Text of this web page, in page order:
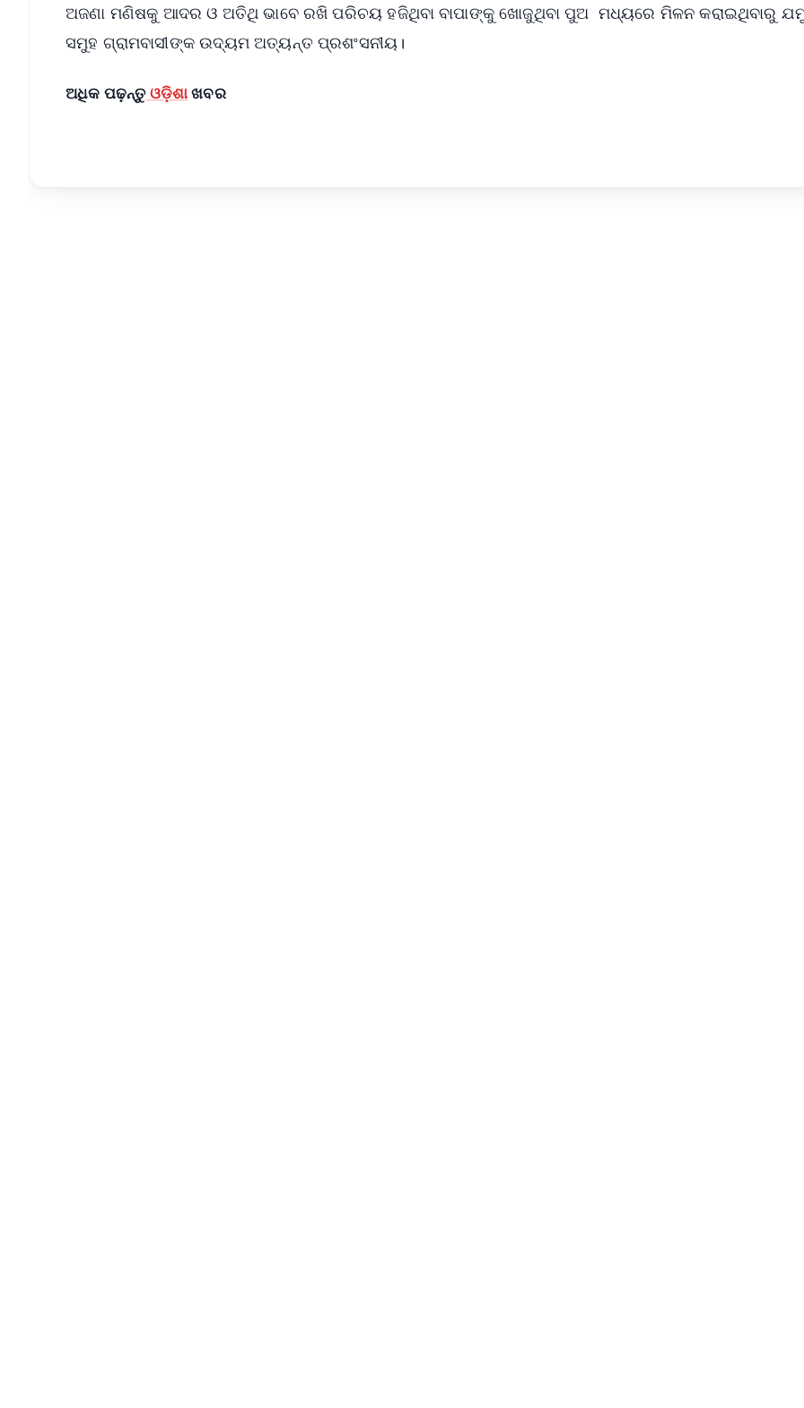
ଅଜଣା ମଣିଷକୁ ଆଦର ଓ ଅତିଥି ଭାବେ ରଖି ପରିଚୟ ହଜିଥିବା ବାପାଙ୍କୁ ଖୋଜୁଥିବା ପୁଅ ମଧ୍ୟରେ ମିଳନ କରାଇଥିବାରୁ
ସମୁହ ଗ୍ରାମବାସୀଙ୍କ ଉଦ୍ୟମ ଅତ୍ୟନ୍ତ ପ୍ରଶଂସନୀୟ।
ଅଧିକ ପଢ଼ନ୍ତୁ ଓଡ଼ିଶାଖବର